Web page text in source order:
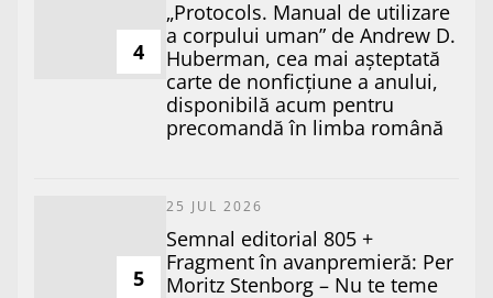
4
„Protocols. Manual de utilizare
a corpului uman” de Andrew D.
Huberman, cea mai așteptată
carte de nonficțiune a anului,
disponibilă acum pentru
precomandă în limba română
5
25 JUL 2026
Semnal editorial 805 +
Fragment în avanpremieră: Per
Moritz Stenborg – Nu te teme